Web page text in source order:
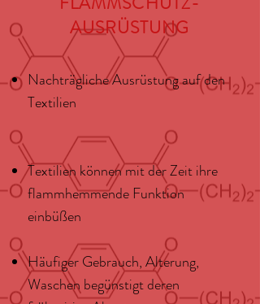
AUSRÜSTUNG
Nachträgliche Ausrüstung auf den
Textilien
Textilien können mit der Zeit ihre
flammhemmende Funktion
einbüßen
Häufiger Gebrauch, Alterung,
Waschen begünstigt deren